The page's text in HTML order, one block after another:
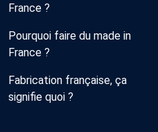
France ?
Pourquoi faire du made in
France ?
Fabrication française, ça
signifie quoi ?